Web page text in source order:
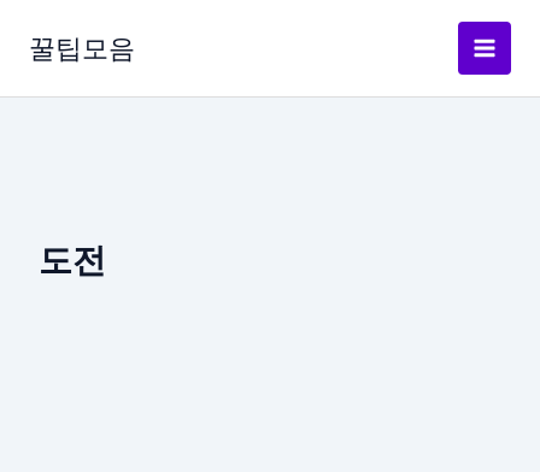
로
꿀팁모음
도전